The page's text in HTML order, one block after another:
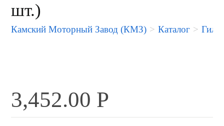
шт.)
Камский Моторный Завод (КМЗ) > Каталог >
3,452.00 Р